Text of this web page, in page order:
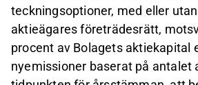
teckningsoptioner, med eller
aktieägares företrädesrätt,
procent av Bolagets aktiekapital
nyemissioner baserat på antalet